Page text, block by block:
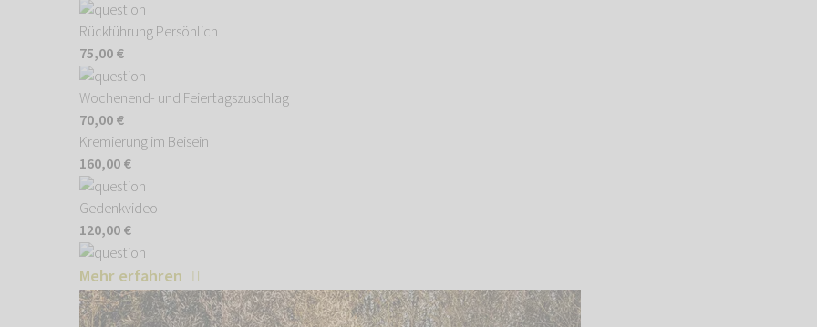
Rückführung Persönlich
75,00 €
Wochenend- und Feiertagszuschlag
70,00 €
Kremierung im Beisein
160,00 €
Gedenkvideo
120,00 €
Mehr erfahren